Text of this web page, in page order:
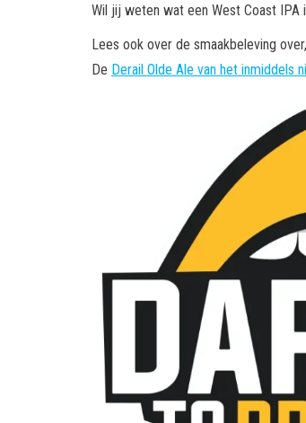
Wil jij weten wat een West Coast IPA
Lees ook over de smaakbeleving
De Derail Olde Ale van het inmiddels